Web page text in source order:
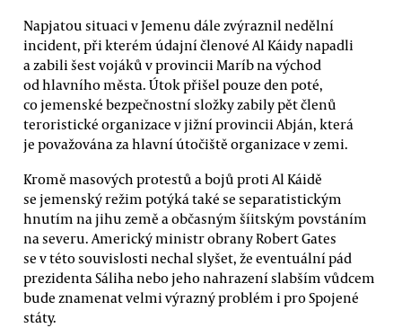
Napjatou situaci v Jemenu dále zvýraznil nedělní
incident, při kterém údajní členové Al Káidy napadli
a zabili šest vojáků v provincii Maríb na východ
od hlavního města. Útok přišel pouze den poté,
co jemenské bezpečnostní složky zabily pět členů
teroristické organizace v jižní provincii Abján, která
je považována za hlavní útočiště organizace v zemi.
Kromě masových protestů a bojů proti Al Káidě
se jemenský režim potýká také se separatistickým
hnutím na jihu země a občasným šíitským povstáním
na severu. Americký ministr obrany Robert Gates
se v této souvislosti nechal slyšet, že eventuální pád
prezidenta Sáliha nebo jeho nahrazení slabším vůdcem
bude znamenat velmi výrazný problém i pro Spojené
státy.